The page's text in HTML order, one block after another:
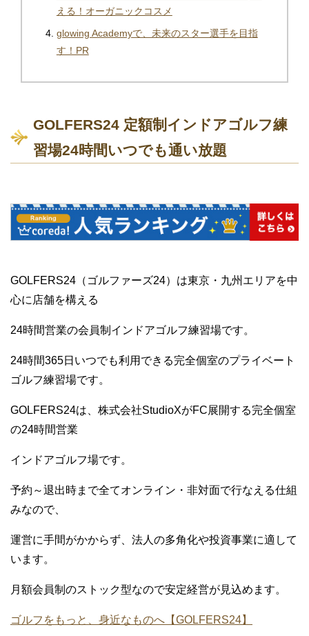
える！オーガニックコスメ
glowing Academyで、未来のスター選手を目指
す！PR
GOLFERS24 定額制インドアゴルフ練
習場24時間いつでも通い放題
GOLFERS24（ゴルファーズ24）は東京・九州エリアを中
心に店舗を構える
24時間営業の会員制インドアゴルフ練習場です。
24時間365日いつでも利用できる完全個室のプライベート
ゴルフ練習場です。
GOLFERS24は、株式会社StudioXがFC展開する完全個室
の24時間営業
インドアゴルフ場です。
予約～退出時まで全てオンライン・非対面で行なえる仕組
みなので、
運営に手間がかからず、法人の多角化や投資事業に適して
います。
月額会員制のストック型なので安定経営が見込めます。
ゴルフをもっと、身近なものへ【GOLFERS24】